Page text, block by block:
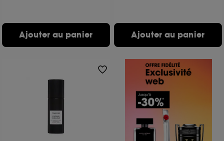
Ajouter au panier Ajouter au panier